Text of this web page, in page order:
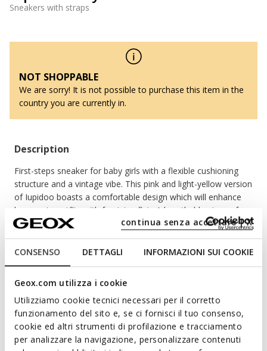
CONSENSO DETTAGLI INFORMAZIONI SUI COOKIE
Geox.com utilizza i cookie
Utilizziamo cookie tecnici necessari per il corretto
funzionamento del sito e, se ci fornisci il tuo consenso,
cookie ed altri strumenti di profilazione e tracciamento
per analizzare la navigazione, personalizzare contenuti
continua senza accettare | X
Sneakers with straps
NOT SHOPPABLE
We are sorry! It is not possible to purchase this item in the
country you are currently in.
Description
First-steps sneaker for baby girls with a flexible cushioning
structure and a vintage vibe. This pink and light-yellow version
of Iupidoo boasts a comfortable design which will enhance
her sporty outfits with feminine flair. A breathable piece of
footwear crafted from a plain and patent leather-effect
material that will pamper little feet with a sensation of well-
being step after step.
ITEM CODE:B5558A05402CE82M
Read more
Shoes developed in partnership with the Italian
Association of Podiatrists
Excellent flexibility guaranteed by the Flexy System